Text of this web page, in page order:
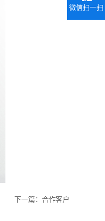
下一篇： 合作客户
微信扫一扫